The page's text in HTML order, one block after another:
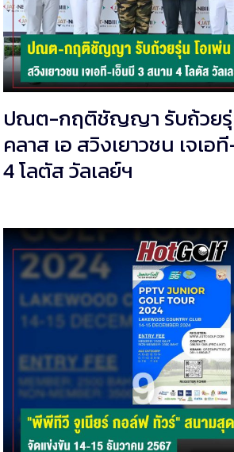
ปณต-กฤติชัญญา รับถ้วยรุ่
คลาส เอ สวิงเยาวชน เจเอ
4 โลตัส วัลเลย์ฯ